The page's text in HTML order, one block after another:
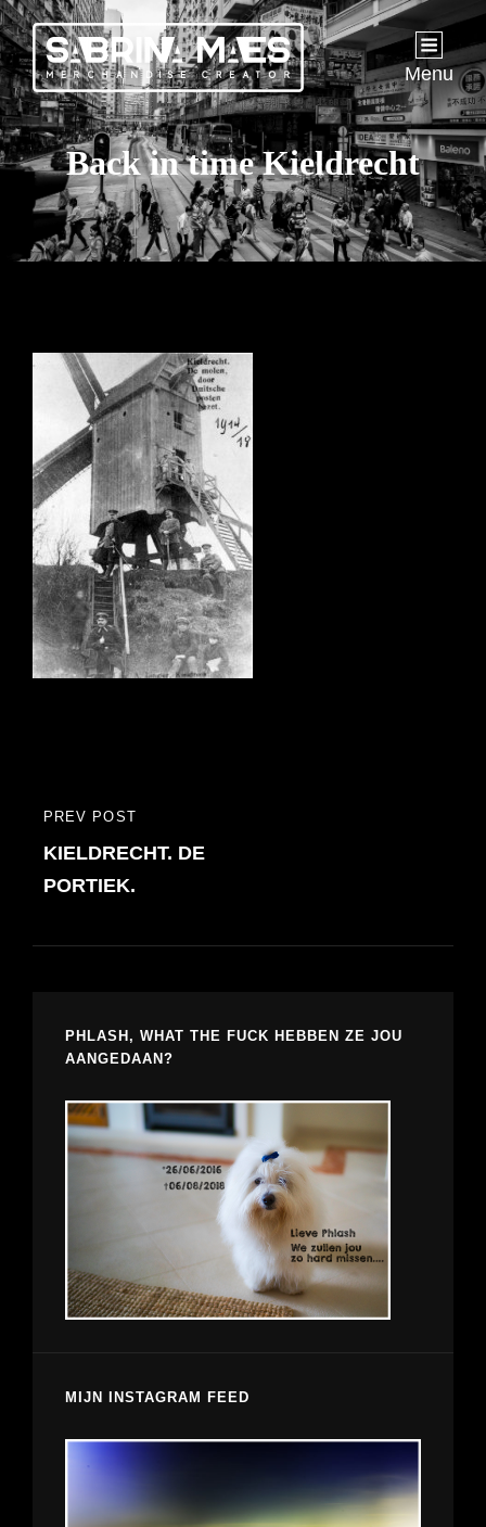
Menu
Back in time Kieldrecht
Bericht
navigatie
PREVIOUS
POST
PREV POST
KIELDRECHT. DE
PORTIEK.
PHLASH, WHAT THE FUCK HEBBEN ZE JOU
AANGEDAAN?
MIJN INSTAGRAM FEED